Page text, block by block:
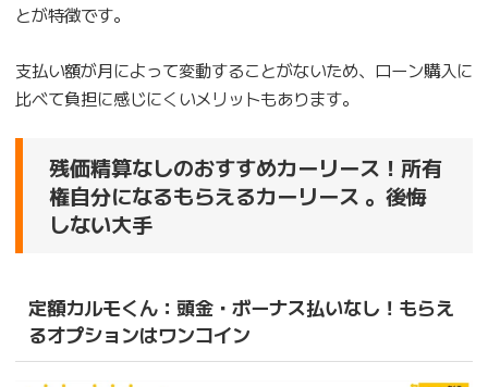
とが特徴です。
支払い額が月によって変動することがないため、ローン購入に
比べて負担に感じにくいメリットもあります。
残価精算なしのおすすめカーリース！所有
権自分になるもらえるカーリース 。後悔
しない大手
定額カルモくん：頭金・ボーナス払いなし！もらえ
るオプションはワンコイン